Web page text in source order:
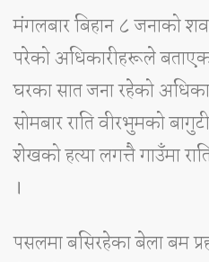
मंगलबार बिहान ८ जनाको
परेको अधिकारीहरूले
घरका सात जना रहेको
सोमबार राति वीरभुमको
शेखको हत्या लगत्तै गाउँमा
।
पसलमा बसिरहेका बेला बम